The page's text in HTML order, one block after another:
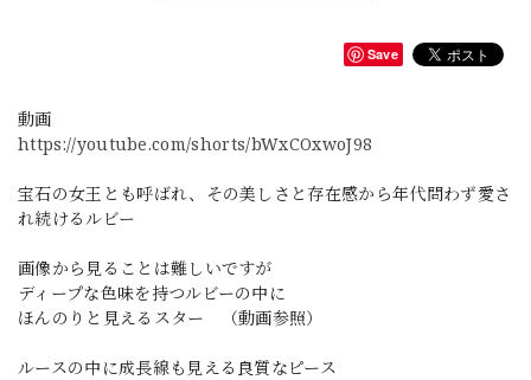
Save
動画
https://youtube.com/shorts/bWxCOxwoJ98
宝石の女王とも呼ばれ、その美しさと存在感から年代問わず愛さ
れ続けるルビー
画像から見ることは難しいですが
ディープな色味を持つルビーの中に
ほんのりと見えるスター （動画参照）
ルースの中に成長線も見える良質なピース